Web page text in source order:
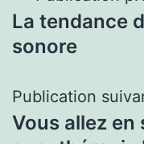
de
La tendance
sonore
Publication
Vous allez en